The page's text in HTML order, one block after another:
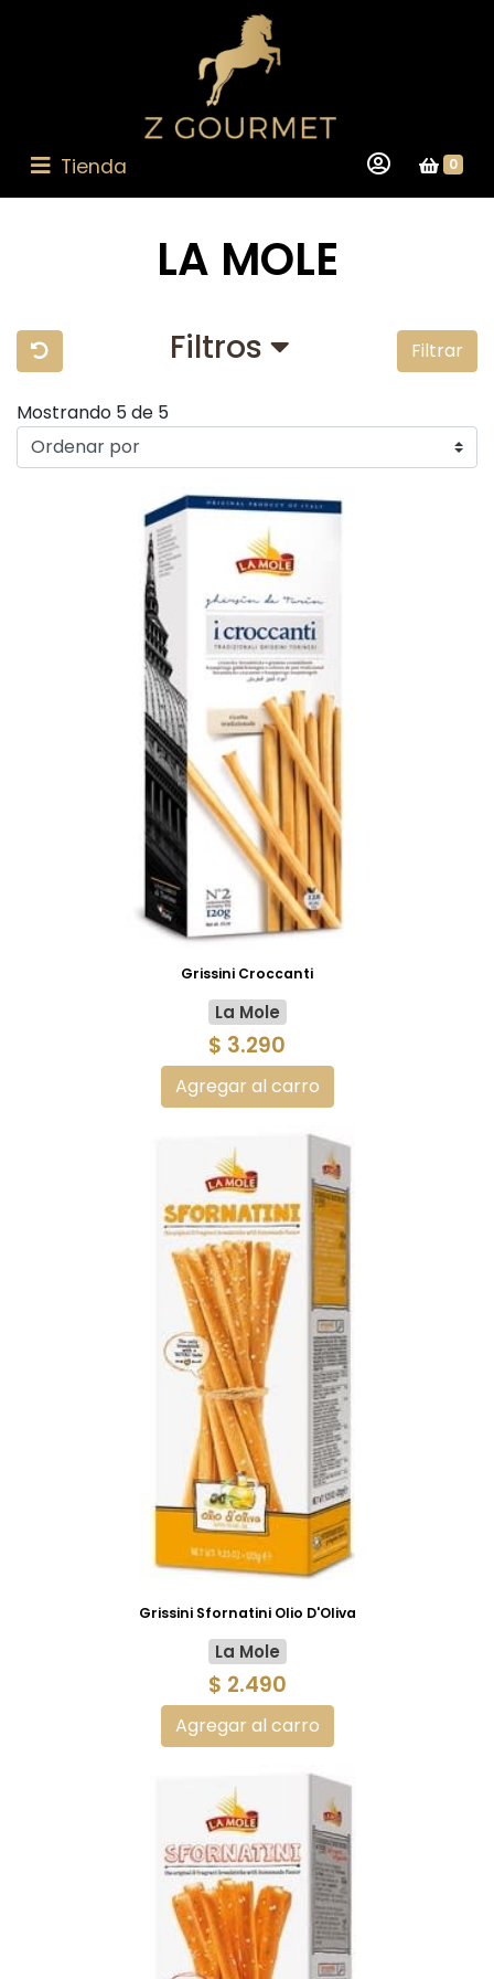
Tienda 0
LA MOLE
Filtros Filtrar
Mostrando 5 de 5
Grissini Croccanti
La Mole
$ 3.290
Agregar al carro
Grissini Sfornatini Olio D'Oliva
La Mole
$ 2.490
Agregar al carro